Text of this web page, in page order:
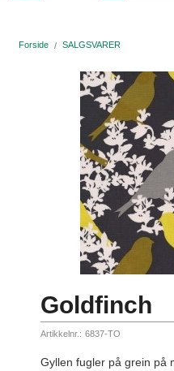
Forside SALGSVARER
Goldfinch
Artikkelnr.: 6837-TO
Gyllen fugler på grein på